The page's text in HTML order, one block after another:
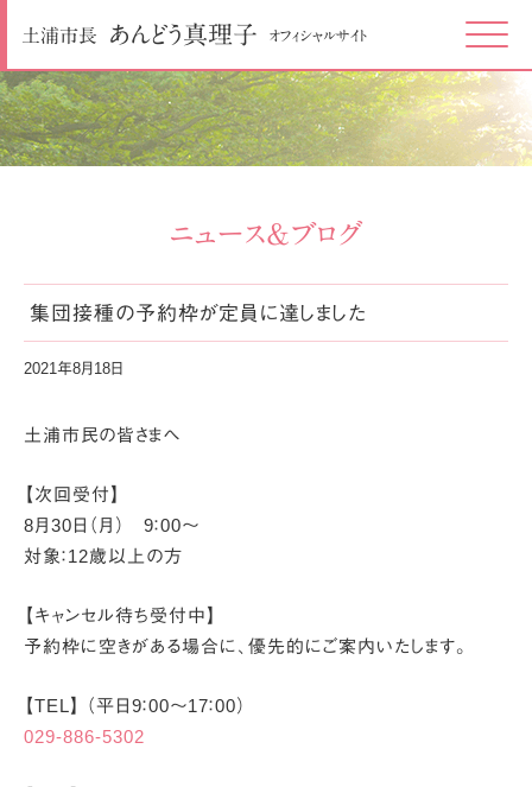
土浦市長 あんどう真理子 オフィシャルサイト Click
ニュース＆ブログ
集団接種の予約枠が定員に達しました
2021年8月18日
土浦市民の皆さまへ
【次回受付】
8月30日（月） 9：00～
対象：12歳以上の方
【キャンセル待ち受付中】
予約枠に空きがある場合に、優先的にご案内いたします。
【TEL】 （平日9：00～17：00）
029-886-5302